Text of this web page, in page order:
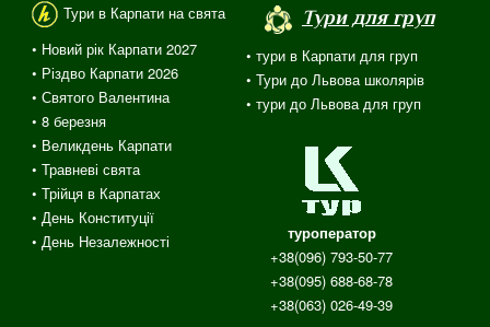
Тури в Карпати на свята
• Новий рік Карпати 2027
• Різдво Карпати 2026
• Святого Валентина
• 8 березня
• Великдень Карпати
• Травневі свята
•Трійця в Карпатах
• День Конституції
• День Незалежності
Тури для груп
• тури в Карпати для груп
• Тури до Львова школярів
• тури до Львова для груп
туроператор
+38(096) 793-50-77
+38(095) 688-68-78
+38(063) 026-49-39